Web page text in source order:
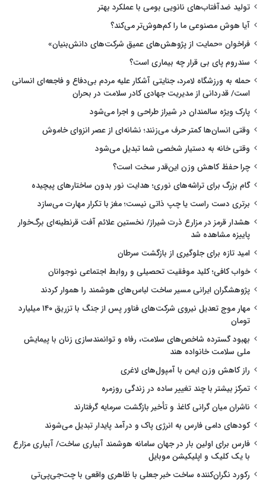
تولید ضدآفتاب‌های نانویی بومی با عملکرد بهتر
آیا هوش مصنوعی ما را کم‌هوش‌تر می‌کند؟
فراخوان «حمایت از پژوهش‌های عمیق شرکت‌های دانش‌بنیان»
سندروم پای بی قرار چه بیماری است؟
حمله به ورزشگاه لامرد، جنایتی آشکار علیه مردم بی‌دفاع و فاجعه‌ای انسانی
است/ قدردانی از مدیریت جهادی کادر سلامت در بحران
پارک ویژه سالمندان در شیراز طراحی و اجرا می‌شود
وقتی انسان‌ها کمتر حرف می‌زنند؛ نشانه‌ای از عصر انزوای خاموش
وقتی خانه به دستیار شخصی شما تبدیل می‌شود
چرا حفظ کاهش وزن این‌قدر سخت است؟
گام بزرگ برای تراشه‌های نوری؛ هدایت نور بدون ساختارهای پیچیده
برتری دست راست یا چپ ذاتی نیست؛ مغز با تکرار مهارت می‌سازد
هشدار قرمز در مزارع ذرت شیراز/ نخستین علائم آفت قرنطینه‌ای برگ‌خوار
پاییزه مشاهده شد
امید تازه برای جلوگیری از بازگشت سرطان
خواب کافی؛ کلید موفقیت تحصیلی و روابط اجتماعی نوجوانان
پژوهشگران ایرانی مسیر ساخت لباس‌های هوشمند را هموار کردند
مهار موج تعدیل نیروی شرکت‌های فناور پس از جنگ با تزریق ۱۴۰ میلیارد
تومان
بهبود گسترده شاخص‌های سلامت، رفاه و توانمندسازی زنان با پیمایش
ملی سلامت خانواده هند
راز کاهش وزن ایمن با آمپول‌های لاغری
تمرکز بیشتر با چند تغییر ساده در زندگی روزمره
ناشران میان گرانی کاغذ و تأخیر بازگشت سرمایه گرفتارند
کودهای دامی فارس به انرژی پاک و درآمد پایدار تبدیل می‌شوند
فارس برای اولین بار در جهان سامانه هوشمند آبیاری ساخت/ آبیاری مزارع
با یک کلیک و اپلیکیشن موبایل
رکورد نگران‌کننده ساخت خبر جعلی با ظاهری واقعی با چت‌جی‌پی‌تی